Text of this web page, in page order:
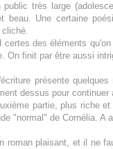
public très large
beau. Une certaine
cliché.
certes des éléments
On finit par être aussi
présente
dessus pour continuer
partie, plus riche
"normal" de Cornélia. A
roman plaisant, et il ne